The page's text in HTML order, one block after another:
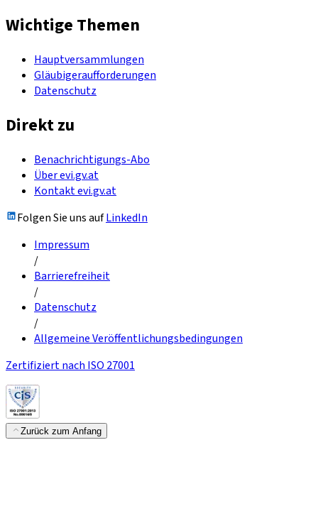
Wichtige Themen
Hauptversammlungen
Gläubigeraufforderungen
Datenschutz
Direkt zu
Benachrichtigungs-Abo
Über evi.gv.at
Kontakt evi.gv.at
Folgen Sie uns aufLinkedIn
Impressum
/
Barrierefreiheit
/
Datenschutz
/
Allgemeine Veröffentlichungsbedingungen
Zertifiziert nach ISO 27001
Zurück zum Anfang